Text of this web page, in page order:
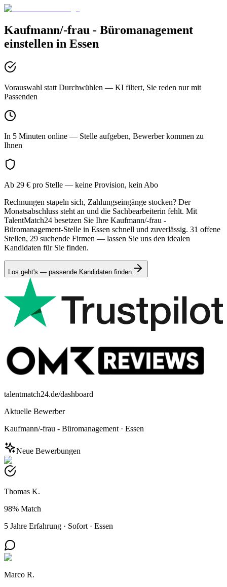
Kaufmann/-frau - Büromanagement
einstellen in Essen
Vorauswahl statt Durchwühlen — KI filtert, Sie reden nur mit
Passenden
In 5 Minuten online — Stelle aufgeben, Bewerber kommen zu
Ihnen
Ab 29 € pro Stelle — keine Provision, kein Abo
Rechnungen stapeln sich, Zahlungseingänge stocken? Der
Monatsabschluss steht an und die Sachbearbeiterin fehlt. Mit
TalentMatch24 besetzen Sie Ihre Kaufmann/-frau -
Büromanagement-Stelle in Essen schnell und zuverlässig. 31 offene
Stellen, 29 suchende Firmen — lassen Sie uns den idealen
Kandidaten für Sie finden.
Los geht's — passende Kandidaten finden
talentmatch24.de/dashboard
Aktuelle Bewerber
Kaufmann/-frau - Büromanagement · Essen
Neue Bewerbungen
Thomas K.
98% Match
5 Jahre Erfahrung · Sofort · Essen
Marco R.